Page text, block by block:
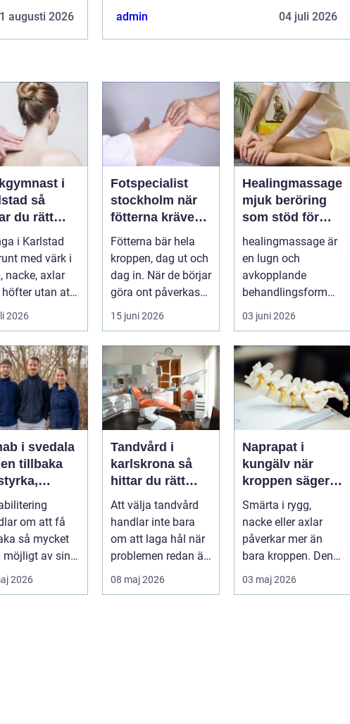
augusti 2026 admin 04 juli 2026
i
så
du rätt
för
i Karlstad
med värk i
nacke, axlar
höfter utan att
hjälp. Andra
2026
Fotspecialist
stockholm när
fötterna kräver
mer än vanliga
sulor
Fötterna bär hela
kroppen, dag ut och
dag in. När de börjar
göra ont påverkas
mer än bara stegen
sö...
15 juni 2026
Healingmassage
mjuk beröring
som stöd för
kropp och själ
healingmassage är
en lugn och
avkopplande
behandlingsform
som förenar
klassisk massage
med energibas...
03 juni 2026
i svedala
tillbaka
och
om att få
så mycket
möjligt av sin
energi och
2026
Tandvård i
karlskrona så
hittar du rätt
klinik för
långsiktig
munhälsa
Att välja tandvård
handlar inte bara
om att laga hål när
problemen redan är
ett faktum. Det
handlar ...
08 maj 2026
Naprapat i
kungälv när
kroppen säger
ifrån
Smärta i rygg,
nacke eller axlar
påverkar mer än
bara kroppen. Den
tar energi,
koncentration och
03 maj 2026